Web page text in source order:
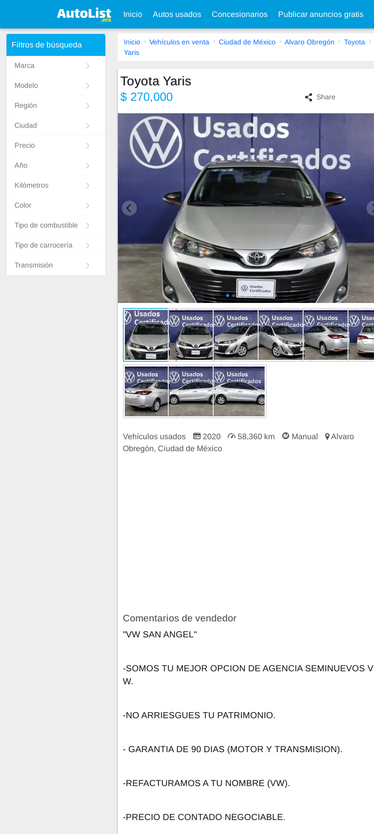
Inicio Autos usados Concesionarios Publicar anuncios gratis
Filtros de búsqueda
Marca
Modelo
Región
Ciudad
Precio
Año
Kilómetros
Color
Tipo de combustible
Tipo de carrocería
Transmisión
Inicio Vehículos en venta Ciudad de México Alvaro Obregón
Toyota
Yaris
Toyota Yaris
$ 270,000 Share
Vehículos usados 2020 58,360 km Manual
Alvaro
Obregón, Ciudad de México
Comentarios de vendedor
"VW SAN ANGEL"
-SOMOS TU MEJOR OPCION DE AGENCIA SEMINUEVOS V
W.
-NO ARRIESGUES TU PATRIMONIO.
- GARANTIA DE 90 DIAS (MOTOR Y TRANSMISION).
-REFACTURAMOS A TU NOMBRE (VW).
-PRECIO DE CONTADO NEGOCIABLE.